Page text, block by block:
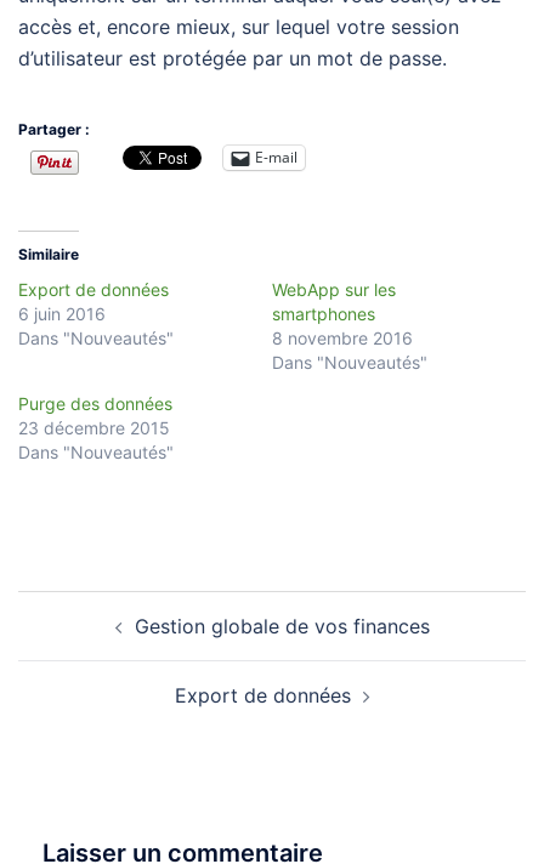
accès et, encore mieux, sur lequel votre session
d’utilisateur est protégée par un mot de passe.
Partager :
E-mail
Similaire
Export de données
6 juin 2016
Dans "Nouveautés"
WebApp sur les
smartphones
8 novembre 2016
Dans "Nouveautés"
Purge des données
23 décembre 2015
Dans "Nouveautés"
d’article Gestion globale de vos finances
Export de données
Laisser un commentaire